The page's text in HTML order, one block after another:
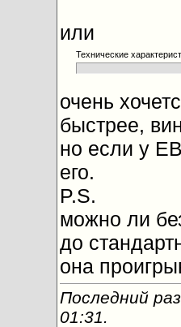
или
Технические
очень
быстрее,
но если у
его.
P.S.
можно ли
до
она
Последний
01:31.